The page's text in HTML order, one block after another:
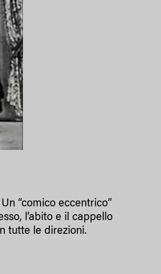
“comico eccentrico”
l’abito e il cappello
tutte le direzioni.